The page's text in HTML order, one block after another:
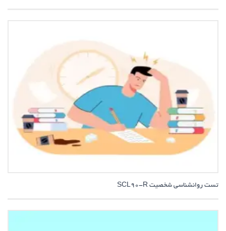
تست روانشناسی شخصیت SCL90-R